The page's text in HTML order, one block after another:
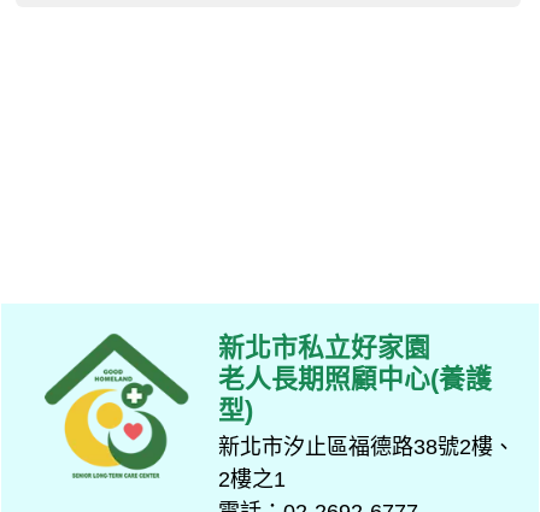
新北市私立好家園
老人長期照顧中心(養護
型)
新北市汐止區福德路38號2樓、
2樓之1